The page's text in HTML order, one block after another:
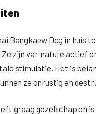
Bangkaew Dog in huis
zijn van nature actief
stimulatie. Het is
ze onrustig en
graag gezelschap en